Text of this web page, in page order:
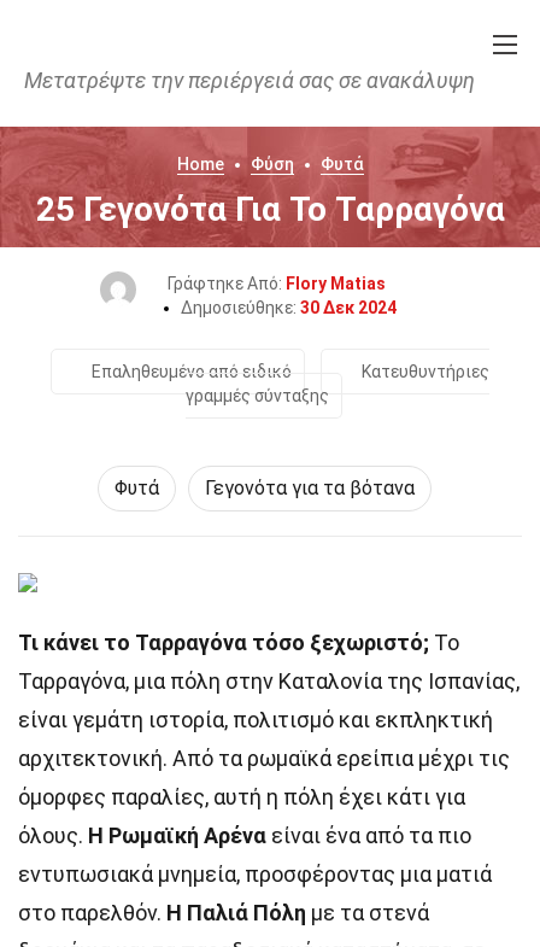
Μετατρέψτε την περιέργειά σας σε ανακάλυψη
Home Φύση Φυτά
25 Γεγονότα Για Το Ταρραγόνα
Γράφτηκε Από: Flory Matias
Δημοσιεύθηκε: 30 Δεκ 2024
Επαληθευμένο από ειδικό
Κατευθυντήριες
γραμμές σύνταξης
Φυτά Γεγονότα για τα βότανα
Τι κάνει το Ταρραγόνα τόσο ξεχωριστό; Το
Ταρραγόνα, μια πόλη στην Καταλονία της Ισπανίας,
είναι γεμάτη ιστορία, πολιτισμό και εκπληκτική
αρχιτεκτονική. Από τα ρωμαϊκά ερείπια μέχρι τις
όμορφες παραλίες, αυτή η πόλη έχει κάτι για
όλους. Η Ρωμαϊκή Αρένα είναι ένα από τα πιο
εντυπωσιακά μνημεία, προσφέροντας μια ματιά
στο παρελθόν. Η Παλιά Πόλη με τα στενά